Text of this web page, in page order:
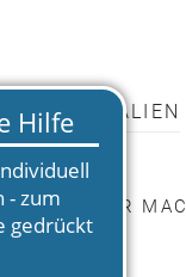
VON DER